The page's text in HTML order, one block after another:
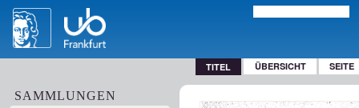
TITEL ÜBERSICHT SEITE
SAMMLUNGEN